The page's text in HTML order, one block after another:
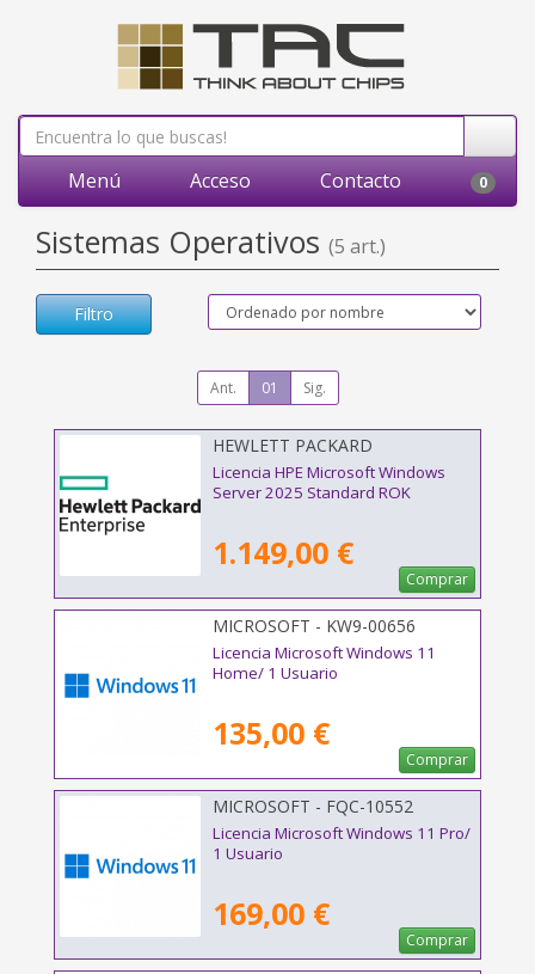
Menú Acceso Contacto 0
Sistemas Operativos (5 art.)
Filtro
Ant. 01 Sig.
HEWLETT PACKARD
ENTERPRISE - P77100-A21
Licencia HPE Microsoft Windows
Server 2025 Standard ROK
1.149,00 €
Comprar
MICROSOFT - KW9-00656
Licencia Microsoft Windows 11
Home/ 1 Usuario
135,00 €
Comprar
MICROSOFT - FQC-10552
Licencia Microsoft Windows 11 Pro/
1 Usuario
169,00 €
Comprar